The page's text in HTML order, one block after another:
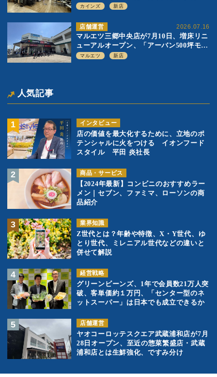
SC2階の都市型小型店
カインズ 新店
2026.07.16
店舗運営
マルエツ三郷中央店が7月10日、増床リニ
ューアルオープン、「アーバン500坪モデ
ル」の実験を集大成、駅前立地受け、寿
マルエツ 新店
人気記事
インタビュー
店の価値を最大化するために、立地のポ
テンシャルに火をつける イオンフード
スタイル 平田 炎社長
商品・サービス
【2024年最新】コンビニのおすすめラー
メン｜セブン、ファミマ、ローソンの商
品紹介
業界知識
Z世代とは？年齢や特徴、X・Y世代、ゆ
とり世代、ミレニアル世代などの違いと
併せて解説
経営戦略
グリーンビーンズ、1年で会員数21万人突
破、客単価約１万円、「センター型のネ
ットスーパー」は日本でも成立できるか
店舗運営
ヤオコーロッテスクエア武蔵浦和店が7月
28日オープン、至近の惣菜繁盛店・武蔵
浦和店とは生鮮強化、ですみ分け